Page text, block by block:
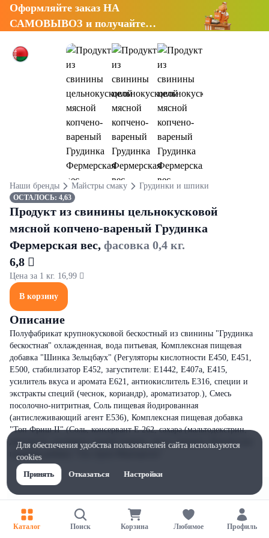
Оформляйте заказ НА
САМОВЫВОЗ и получайте
Наши бренды Майстры смаку Грудинки и шпики
ОСТАЛОСЬ: 4,63
Продукт из свинины цельнокусковой
мясной копчено-вареный Грудинка
Фермерская вес, фасовка 0,4 кг.
6,8 
Цена за 1 кг. 16,99 
В корзину
Описание
Полуфабрикат крупнокусковой бескостный из свинины "Грудинка
бескостная" охлажденная, вода питьевая, Комплексная пищевая
добавка "Шинка Зельцбаух" (Регуляторы кислотности Е450, Е451,
Е500, стабилизатор Е452, загустители: Е1442, Е407а, Е415,
усилитель вкуса и аромата Е621, антиокислитель Е316, специи и
экстракты специй (чеснок, кориандр), ароматизатор.), Смесь
посолочно-нитритная, Соль пищевая йодированная
(антислеживающий агент Е536), Комплексная пищевая добавка
"Топ Фриш II" (Соль, консервант Е 262, сахара (мальтодекстрин,
декстроза), экстракты специй (перец), масло лимона), Комлексная
пищевая добавка "Топ Аром Мортаделла"
Каталог Поиск Корзина Любимое Профиль
Для обеспечения удобства пользователей сайта используются
cookies
Принять
Отказаться Настройки